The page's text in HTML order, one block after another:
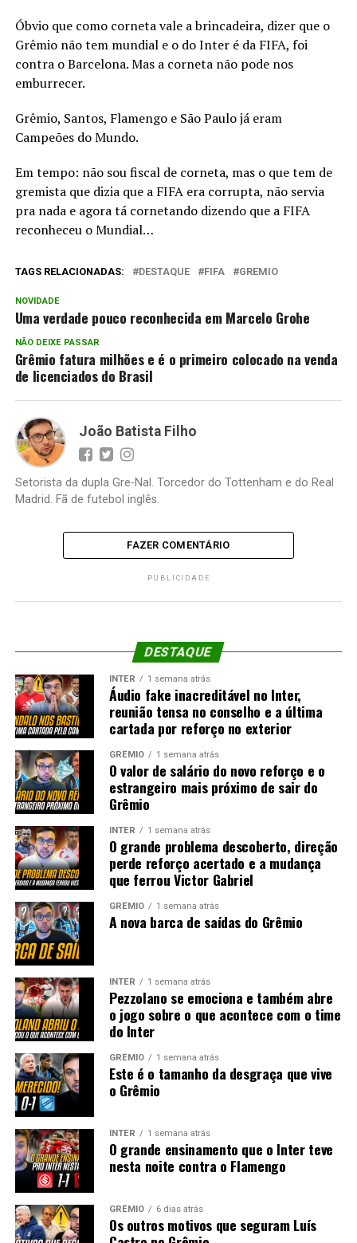
Óbvio que como corneta vale a brincadeira, dizer que o
Grêmio não tem mundial e o do Inter é da FIFA, foi
contra o Barcelona. Mas a corneta não pode nos
emburrecer.
Grêmio, Santos, Flamengo e São Paulo já eram
Campeões do Mundo.
Em tempo: não sou fiscal de corneta, mas o que tem de
gremista que dizia que a FIFA era corrupta, não servia
pra nada e agora tá cornetando dizendo que a FIFA
reconheceu o Mundial…
TAGS RELACIONADAS: DESTAQUE FIFA GREMIO
NOVIDADE
Uma verdade pouco reconhecida em Marcelo Grohe
NÃO DEIXE PASSAR
Grêmio fatura milhões e é o primeiro colocado na venda
de licenciados do Brasil
João Batista Filho
Setorista da dupla Gre-Nal. Torcedor do Tottenham e do Real
Madrid. Fã de futebol inglês.
FAZER COMENTÁRIO
PUBLICIDADE
DESTAQUE
INTER 1 semana atrás
Áudio fake inacreditável no Inter,
reunião tensa no conselho e a última
cartada por reforço no exterior
GRÊMIO 1 semana atrás
O valor de salário do novo reforço e o
estrangeiro mais próximo de sair do
Grêmio
INTER 1 semana atrás
O grande problema descoberto, direção
perde reforço acertado e a mudança
que ferrou Victor Gabriel
GRÊMIO 1 semana atrás
A nova barca de saídas do Grêmio
INTER 1 semana atrás
Pezzolano se emociona e também abre
o jogo sobre o que acontece com o time
do Inter
GRÊMIO 1 semana atrás
Este é o tamanho da desgraça que vive
o Grêmio
INTER 1 semana atrás
O grande ensinamento que o Inter teve
nesta noite contra o Flamengo
GRÊMIO 6 dias atrás
Os outros motivos que seguram Luís